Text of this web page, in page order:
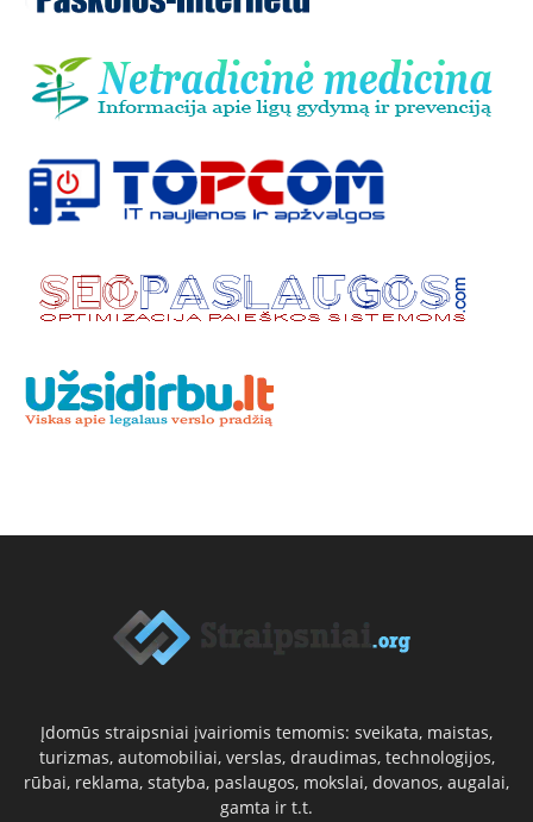
Įdomūs straipsniai įvairiomis temomis: sveikata, maistas,
turizmas, automobiliai, verslas, draudimas, technologijos,
rūbai, reklama, statyba, paslaugos, mokslai, dovanos, augalai,
gamta ir t.t.